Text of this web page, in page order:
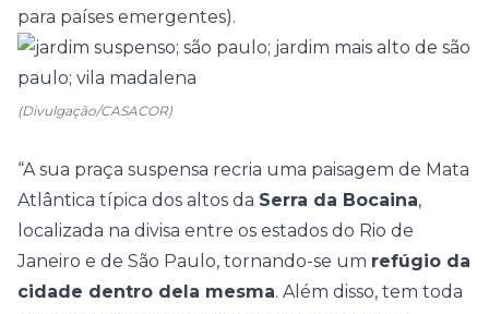
para países emergentes).
(Divulgação/CASACOR)
“A sua praça suspensa recria uma paisagem de Mata
Atlântica típica dos altos da Serra da Bocaina,
localizada na divisa entre os estados do Rio de
Janeiro e de São Paulo, tornando-se um refúgio da
cidade dentro dela mesma. Além disso, tem toda